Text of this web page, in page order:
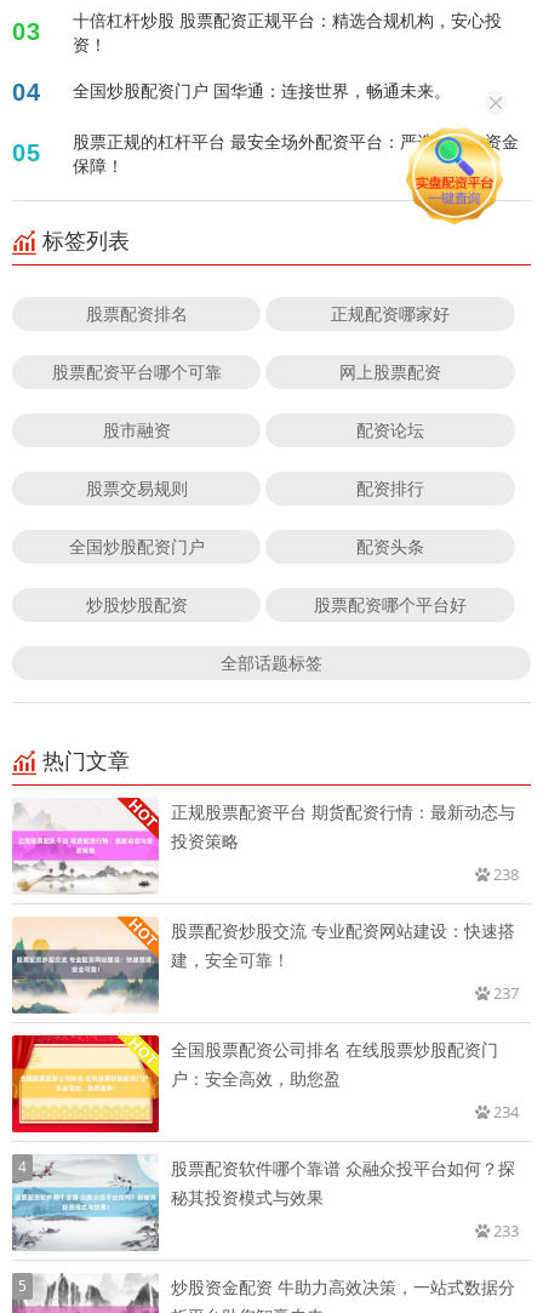
03
十倍杠杆炒股 股票配资正规平台：精选合规机构，安心投
资！
04 全国炒股配资门户 国华通：连接世界，畅通未来。
05
股票正规的杠杆平台 最安全场外配资平台：严选合规，资金
保障！
标签列表
股票配资排名 正规配资哪家好
股票配资平台哪个可靠 网上股票配资
股市融资 配资论坛
股票交易规则 配资排行
全国炒股配资门户 配资头条
炒股炒股配资 股票配资哪个平台好
全部话题标签
热门文章
正规股票配资平台 期货配资行情：最新动态与
投资策略
238
股票配资炒股交流 专业配资网站建设：快速搭
建，安全可靠！
237
全国股票配资公司排名 在线股票炒股配资门
户：安全高效，助您盈
234
4
股票配资软件哪个靠谱 众融众投平台如何？探
秘其投资模式与效果
233
5
炒股资金配资 牛助力高效决策，一站式数据分